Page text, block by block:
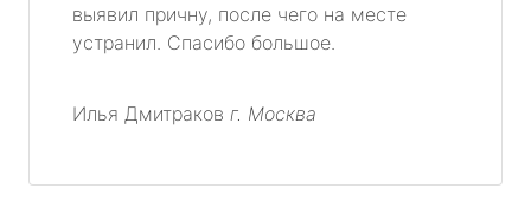
выявил причну, после чего на месте
устранил. Спасибо большое.
Илья Дмитраков г. Москва